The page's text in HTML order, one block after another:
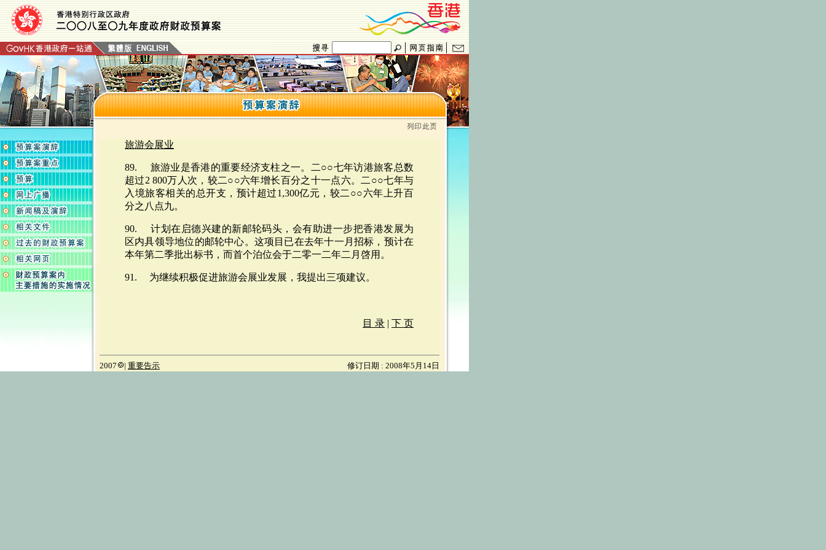
旅游会展业
89. 旅游业是香港的重要经济支柱之一。二○○七年访港旅客总数
超过2 800万人次，较二○○六年增长百分之十一点六。二○○七年与
入境旅客相关的总开支，预计超过1,300亿元，较二○○六年上升百
分之八点九。
90. 计划在启德兴建的新邮轮码头，会有助进一步把香港发展为
区内具领导地位的邮轮中心。这项目已在去年十一月招标，预计在
本年第二季批出标书，而首个泊位会于二零一二年二月啓用。
91. 为继续积极促进旅游会展业发展，我提出三项建议。
目 录 | 下 页
2007 | 重要告示 修订日期 : 2008年5月14日